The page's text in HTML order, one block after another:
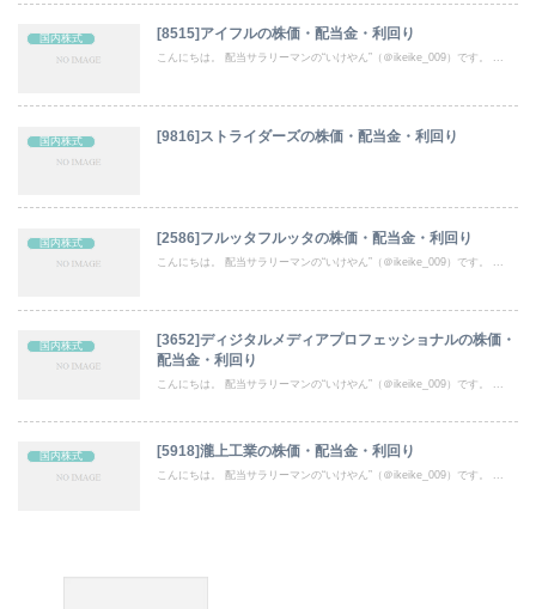
国内株式 [8515]アイフルの株価・配当金・利回り
こんにちは。 配当サラリーマンの“いけやん”（＠ikeike_009）です。 ...
国内株式 [9816]ストライダーズの株価・配当金・利回り
国内株式 [2586]フルッタフルッタの株価・配当金・利回り
こんにちは。 配当サラリーマンの“いけやん”（＠ikeike_009）です。 ...
国内株式
[3652]ディジタルメディアプロフェッショナルの株価・
配当金・利回り
こんにちは。 配当サラリーマンの“いけやん”（＠ikeike_009）です。 ...
国内株式 [5918]瀧上工業の株価・配当金・利回り
こんにちは。 配当サラリーマンの“いけやん”（＠ikeike_009）です。 ...